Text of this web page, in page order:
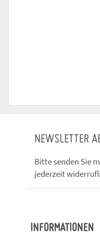
NEWSLETTER
Bitte senden Sie
jederzeit
INFORMATIONEN